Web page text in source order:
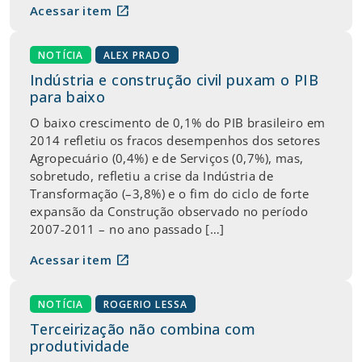
Acessar item open_in_new
NOTÍCIA ALEX PRADO
Indústria e construção civil puxam o PIB
para baixo
O baixo crescimento de 0,1% do PIB brasileiro em
2014 refletiu os fracos desempenhos dos setores
Agropecuário (0,4%) e de Serviços (0,7%), mas,
sobretudo, refletiu a crise da Indústria de
Transformação (–3,8%) e o fim do ciclo de forte
expansão da Construção observado no período
2007-2011 – no ano passado […]
Acessar item open_in_new
NOTÍCIA ROGERIO LESSA
Terceirização não combina com
produtividade